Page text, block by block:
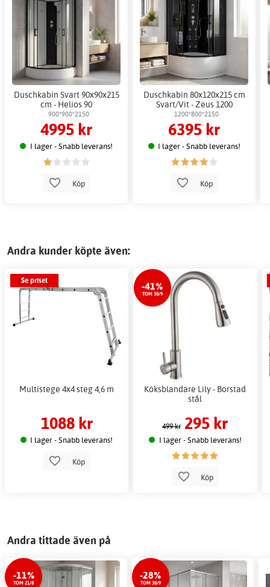
Duschkabin Svart 90x90x215
cm - Helios 90
900*900*2150
4995 kr
I lager - Snabb leverans!
Köp
Duschkabin 80x120x215 cm
Svart/Vit - Zeus 1200
1200*800*2150
6395 kr
I lager - Snabb leverans!
Köp
Andra kunder köpte även:
Se priset
Multistege 4x4 steg 4,6 m
1088 kr
I lager - Snabb leverans!
Köp
-41%
TOM 30/9
Köksblandare Lily - Borstad
stål
499 kr 295 kr
I lager - Snabb leverans!
Köp
Andra tittade även på
-11%
TOM 21/8
-28%
TOM 30/9